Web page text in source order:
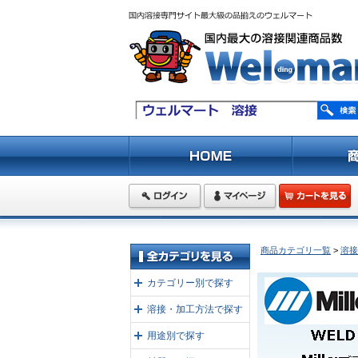
カテゴリー別で探す
溶接・加工方法で探す
用途別で探す
商品カテゴリ一覧 > 溶